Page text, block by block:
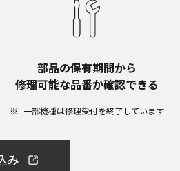
部品の保有期間から​
修理可能な品番か確認できる
一部機種は修理受付を終了しています​
み